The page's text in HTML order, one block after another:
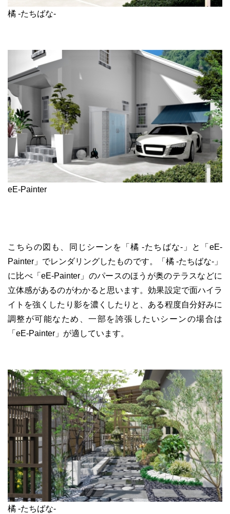
橘 -たちばな-
eE-Painter
こちらの図も、同じシーンを「橘 -たちばな-」と「eE-
Painter」でレンダリングしたものです。「橘 -たちばな-」
に比べ「eE-Painter」のパースのほうが奥のテラスなどに
立体感があるのがわかると思います。効果設定で面ハイラ
イトを強くしたり影を濃くしたりと、ある程度自分好みに
調整が可能なため、一部を誇張したいシーンの場合は
「eE-Painter」が適しています。
橘 -たちばな-